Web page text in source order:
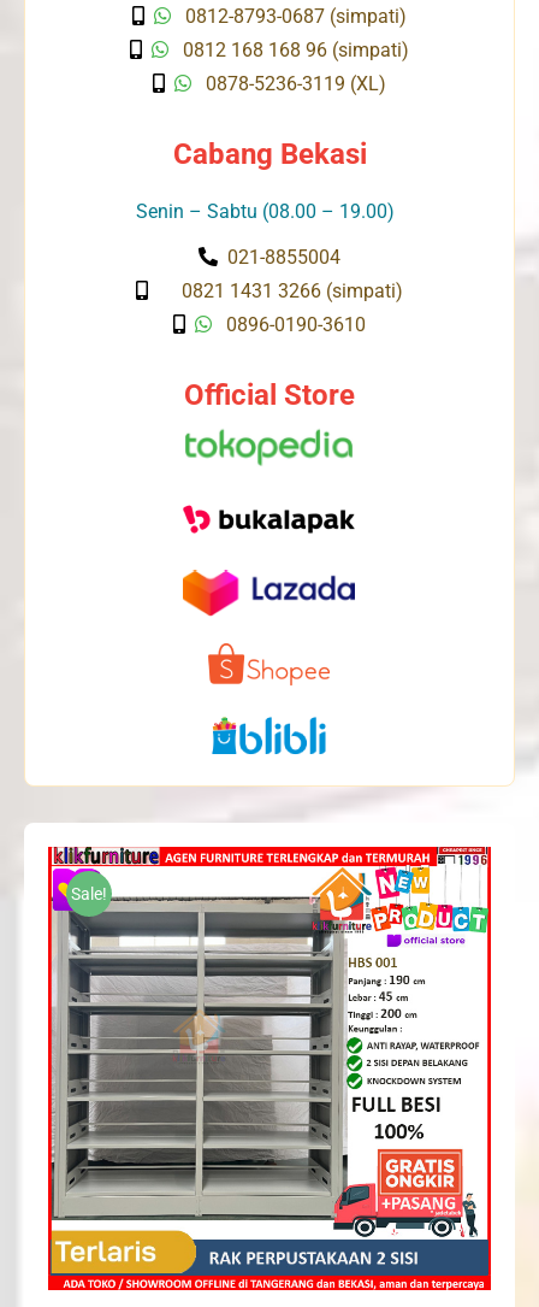
0812-8793-0687 (simpati)
0812 168 168 96 (simpati)
0878-5236-3119 (XL)
Cabang Bekasi
Senin – Sabtu (08.00 – 19.00)
021-8855004
0821 1431 3266 (simpati)
0896-0190-3610
Official Store
Sale!